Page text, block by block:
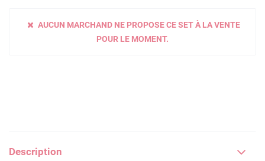
AUCUN MARCHAND NE PROPOSE CE SET À LA VENTE
POUR LE MOMENT.
Description